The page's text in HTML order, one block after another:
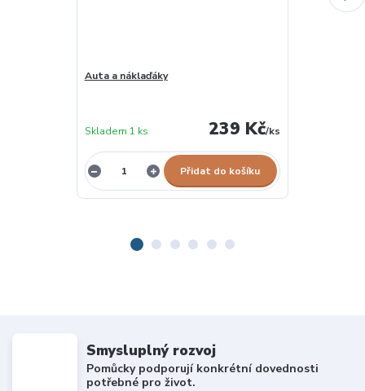
Auta a náklaďáky
239 Kč/ks
Skladem 1 ks
Přidat do košíku
Smysluplný rozvoj
Pomůcky podporují konkrétní dovednosti
potřebné pro život.